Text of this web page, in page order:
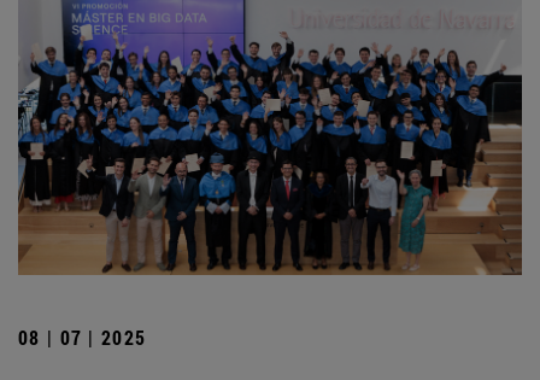
08 | 07 | 2025